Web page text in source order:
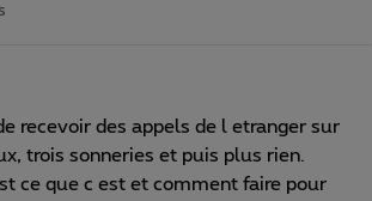
recevoir des appels de l etranger sur
trois sonneries et puis plus rien.
ce que c est et comment faire pour